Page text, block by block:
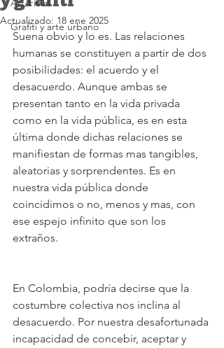
Art/Ficial
Grafiti y arte urbano
Actualizado: 18 ene 2025
Suena obvio y lo es. Las relaciones
humanas se constituyen a partir de dos
posibilidades: el acuerdo y el
desacuerdo. Aunque ambas se
presentan tanto en la vida privada
como en la vida pública, es en esta
última donde dichas relaciones se
manifiestan de formas mas tangibles,
aleatorias y sorprendentes. Es en
nuestra vida pública donde
coincidimos o no, menos y mas, con
ese espejo infinito que son los
extraños.
En Colombia, podría decirse que la
costumbre colectiva nos inclina al
desacuerdo. Por nuestra desafortunada
incapacidad de concebir, aceptar y